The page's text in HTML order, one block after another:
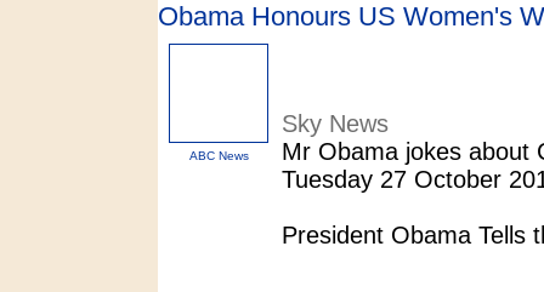
Obama Honours US Women's
ABC News
Sky News
Mr Obama jokes about
Tuesday 27 October
President Obama Tells